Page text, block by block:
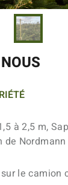
à 2,5 m,
de
le camion